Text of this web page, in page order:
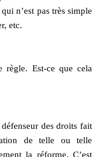
n’est pas très simple
etc.
règle. Est-ce que cela
des droits fait
de telle ou telle
la réforme. C’est